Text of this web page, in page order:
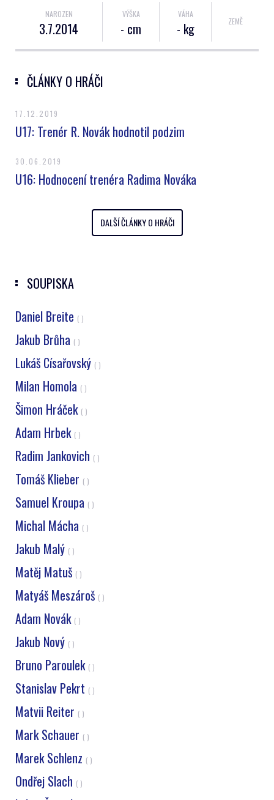
NAROZEN
3.7.2014
VÝŠKA
- cm
VÁHA
- kg ZEMĚ
ČLÁNKY O HRÁČI
17.12.2019
U17: Trenér R. Novák hodnotil podzim
30.06.2019
U16: Hodnocení trenéra Radima Nováka
DALŠÍ ČLÁNKY O HRÁČI
SOUPISKA
Daniel Breite ( )
Jakub Brůha ( )
Lukáš Císařovský ( )
Milan Homola ( )
Šimon Hráček ( )
Adam Hrbek ( )
Radim Jankovich ( )
Tomáš Klieber ( )
Samuel Kroupa ( )
Michal Mácha ( )
Jakub Malý ( )
Matěj Matuš ( )
Matyáš Meszároš ( )
Adam Novák ( )
Jakub Nový ( )
Bruno Paroulek ( )
Stanislav Pekrt ( )
Matvii Reiter ( )
Mark Schauer ( )
Marek Schlenz ( )
Ondřej Slach ( )